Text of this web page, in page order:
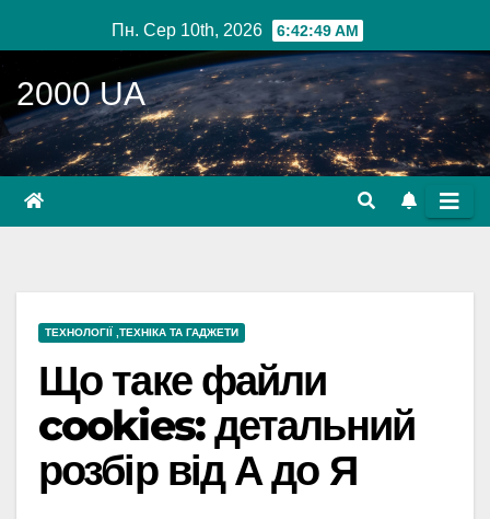
до
вмісту
Пн. Сер 10th, 2026 6:42:51 AM
2000 UA
ТЕХНОЛОГІЇ ,ТЕХНІКА ТА ГАДЖЕТИ
Що таке файли
cookies: детальний
розбір від А до Я